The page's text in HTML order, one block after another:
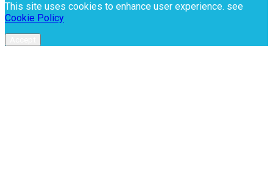
This site uses cookies to enhance user experience. see
Cookie Policy